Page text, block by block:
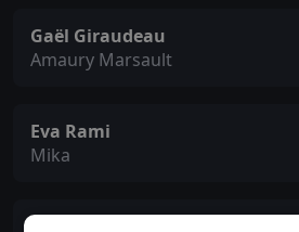
Gaël Giraudeau
Amaury Marsault
Eva Rami
Mika